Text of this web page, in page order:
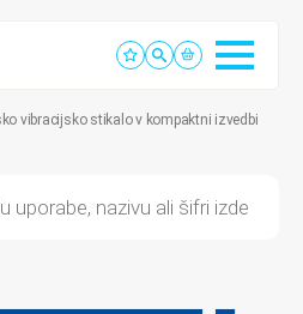
vibracijsko stikalo v kompaktni izvedbi